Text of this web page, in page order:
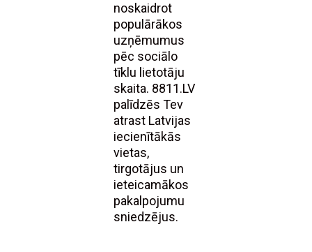
noskaidrot
populārākos
uzņēmumus
pēc sociālo
tīklu lietotāju
skaita. 8811.LV
palīdzēs Tev
atrast Latvijas
iecienītākās
vietas,
tirgotājus un
ieteicamākos
pakalpojumu
sniedzējus.